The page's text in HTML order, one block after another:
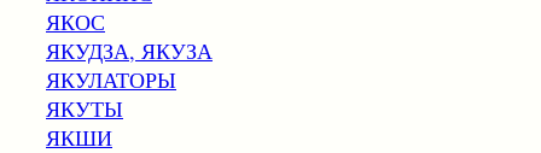
ЯКОС
ЯКУДЗА, ЯКУЗА
ЯКУЛАТОРЫ
ЯКУТЫ
ЯКШИ